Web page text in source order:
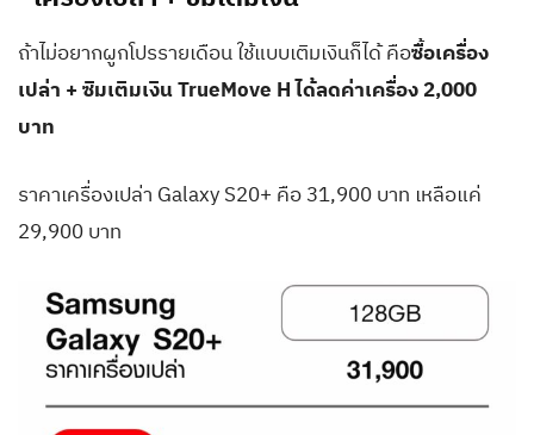
ถ้าไม่อยากผูกโปรรายเดือน ใช้แบบเติมเงินก็ได้ คือซื้อเครื่อง
เปล่า + ซิมเติมเงิน TrueMove H ได้ลดค่าเครื่อง 2,000
บาท
ราคาเครื่องเปล่า Galaxy S20+ คือ 31,900 บาท เหลือแค่
29,900 บาท